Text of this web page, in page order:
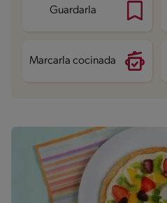
Proteína
Grasas saturadas 3.8 g
Guardarla
Marcarla cocinada